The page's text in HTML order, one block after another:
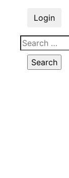
Login